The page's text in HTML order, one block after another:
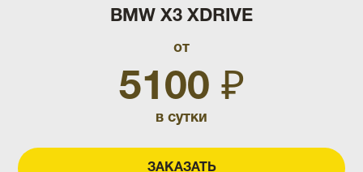
BMW X3 XDRIVE
от
5100 ₽
в сутки
ЗАКАЗАТЬ